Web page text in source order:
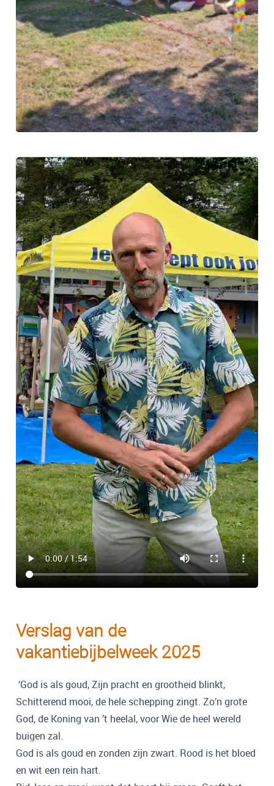
Verslag van de
vakantiebijbelweek 2025
‘God is als goud, Zijn pracht en grootheid blinkt,
Schitterend mooi, de hele schepping zingt. Zo’n grote
God, de Koning van ’t heelal, voor Wie de heel wereld
buigen zal.
God is als goud en zonden zijn zwart. Rood is het bloed
en wit een rein hart.